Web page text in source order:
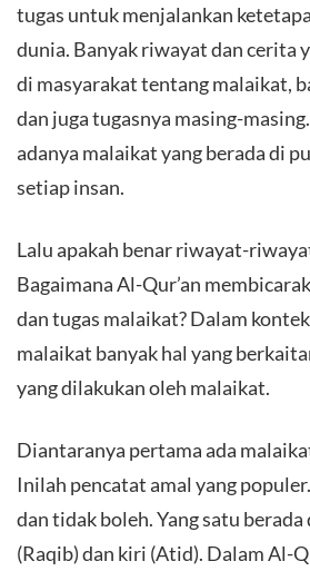
tugas untuk menjalankan
dunia. Banyak riwayat dan cerita
di masyarakat tentang malaikat,
dan juga tugasnya masing-
adanya malaikat yang berada di
setiap insan.
Lalu apakah benar riwayat-
Bagaimana Al-Qur’an
dan tugas malaikat? Dalam
malaikat banyak hal yang
yang dilakukan oleh malaikat.
Diantaranya pertama ada
Inilah pencatat amal yang
dan tidak boleh. Yang satu berada
(Raqib) dan kiri (Atid). Dalam Al-